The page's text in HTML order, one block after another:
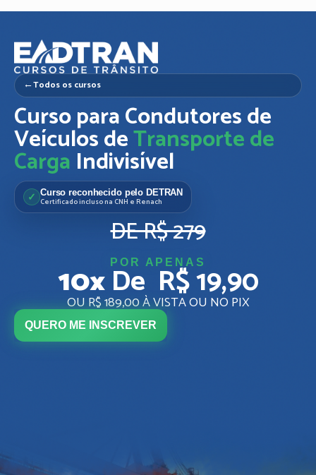
Todos os cursos
Curso para Condutores de
Veículos deTransporte de
Carga Indivisí­vel
Curso reconhecido pelo DETRAN
Certificado incluso na CNH e Renach
DE R$ 279
POR APENAS
10xDe R$ 19,90
OU R$ 189,00 À VISTA OU NO PIX
QUERO ME INSCREVER